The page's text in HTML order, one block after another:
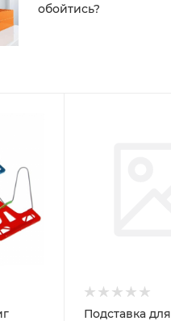
обойтись?
Подставка для